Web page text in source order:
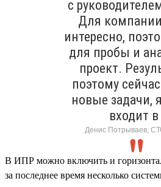
с
Для
интересно,
для пробы и
проект.
поэтому
новые задачи,
входит
Денис Потрываев,
В ИПР можно включить и
за последнее время несколько